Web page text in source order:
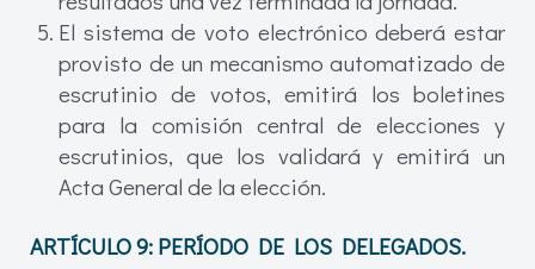
El sistema de voto electrónico deberá estar
provisto de un mecanismo automatizado de
escrutinio de votos, emitirá los boletines
para la comisión central de elecciones y
escrutinios, que los validará y emitirá un
Acta General de la elección.
ARTÍCULO 9: PERÍODO DE LOS DELEGADOS.